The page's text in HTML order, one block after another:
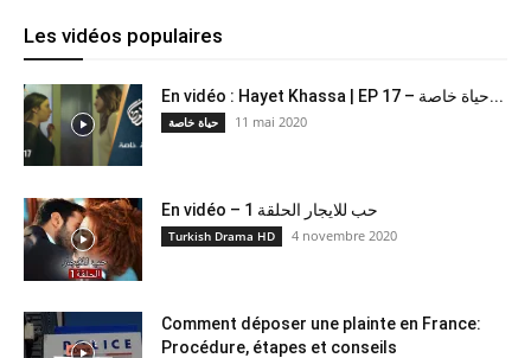
Les vidéos populaires
En vidéo : Hayet Khassa | EP 17 – حياة خاصة...
حياة خاصة 11 mai 2020
En vidéo – حب للايجار الحلقة 1
Turkish Drama HD 4 novembre 2020
Comment déposer une plainte en France:
Procédure, étapes et conseils